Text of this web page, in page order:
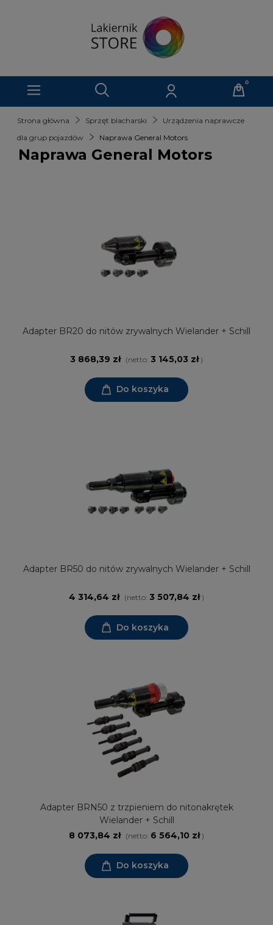
Strona główna Sprzęt blacharski
Urządzenia naprawcze
dla grup pojazdów
Naprawa General Motors
Naprawa General Motors
Adapter BR20 do nitów zrywalnych Wielander + Schill
3 868,39 zł (netto: 3 145,03 zł)
Do koszyka
Adapter BR50 do nitów zrywalnych Wielander + Schill
4 314,64 zł (netto: 3 507,84 zł)
Do koszyka
Adapter BRN50 z trzpieniem do nitonakrętek
Wielander + Schill
8 073,84 zł (netto: 6 564,10 zł)
Do koszyka